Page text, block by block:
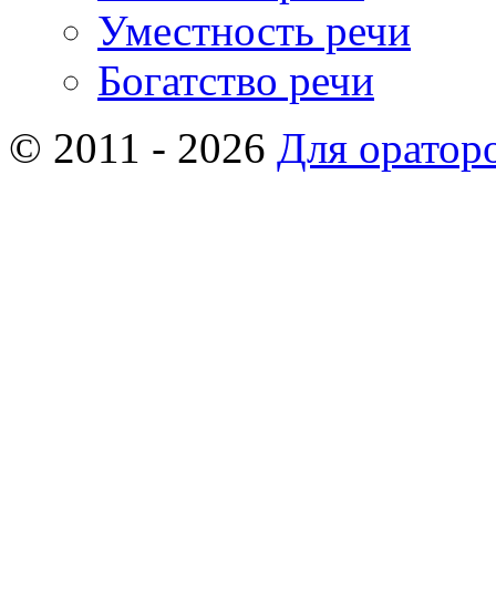
Уместность речи
Богатство речи
© 2011 - 2026 Для